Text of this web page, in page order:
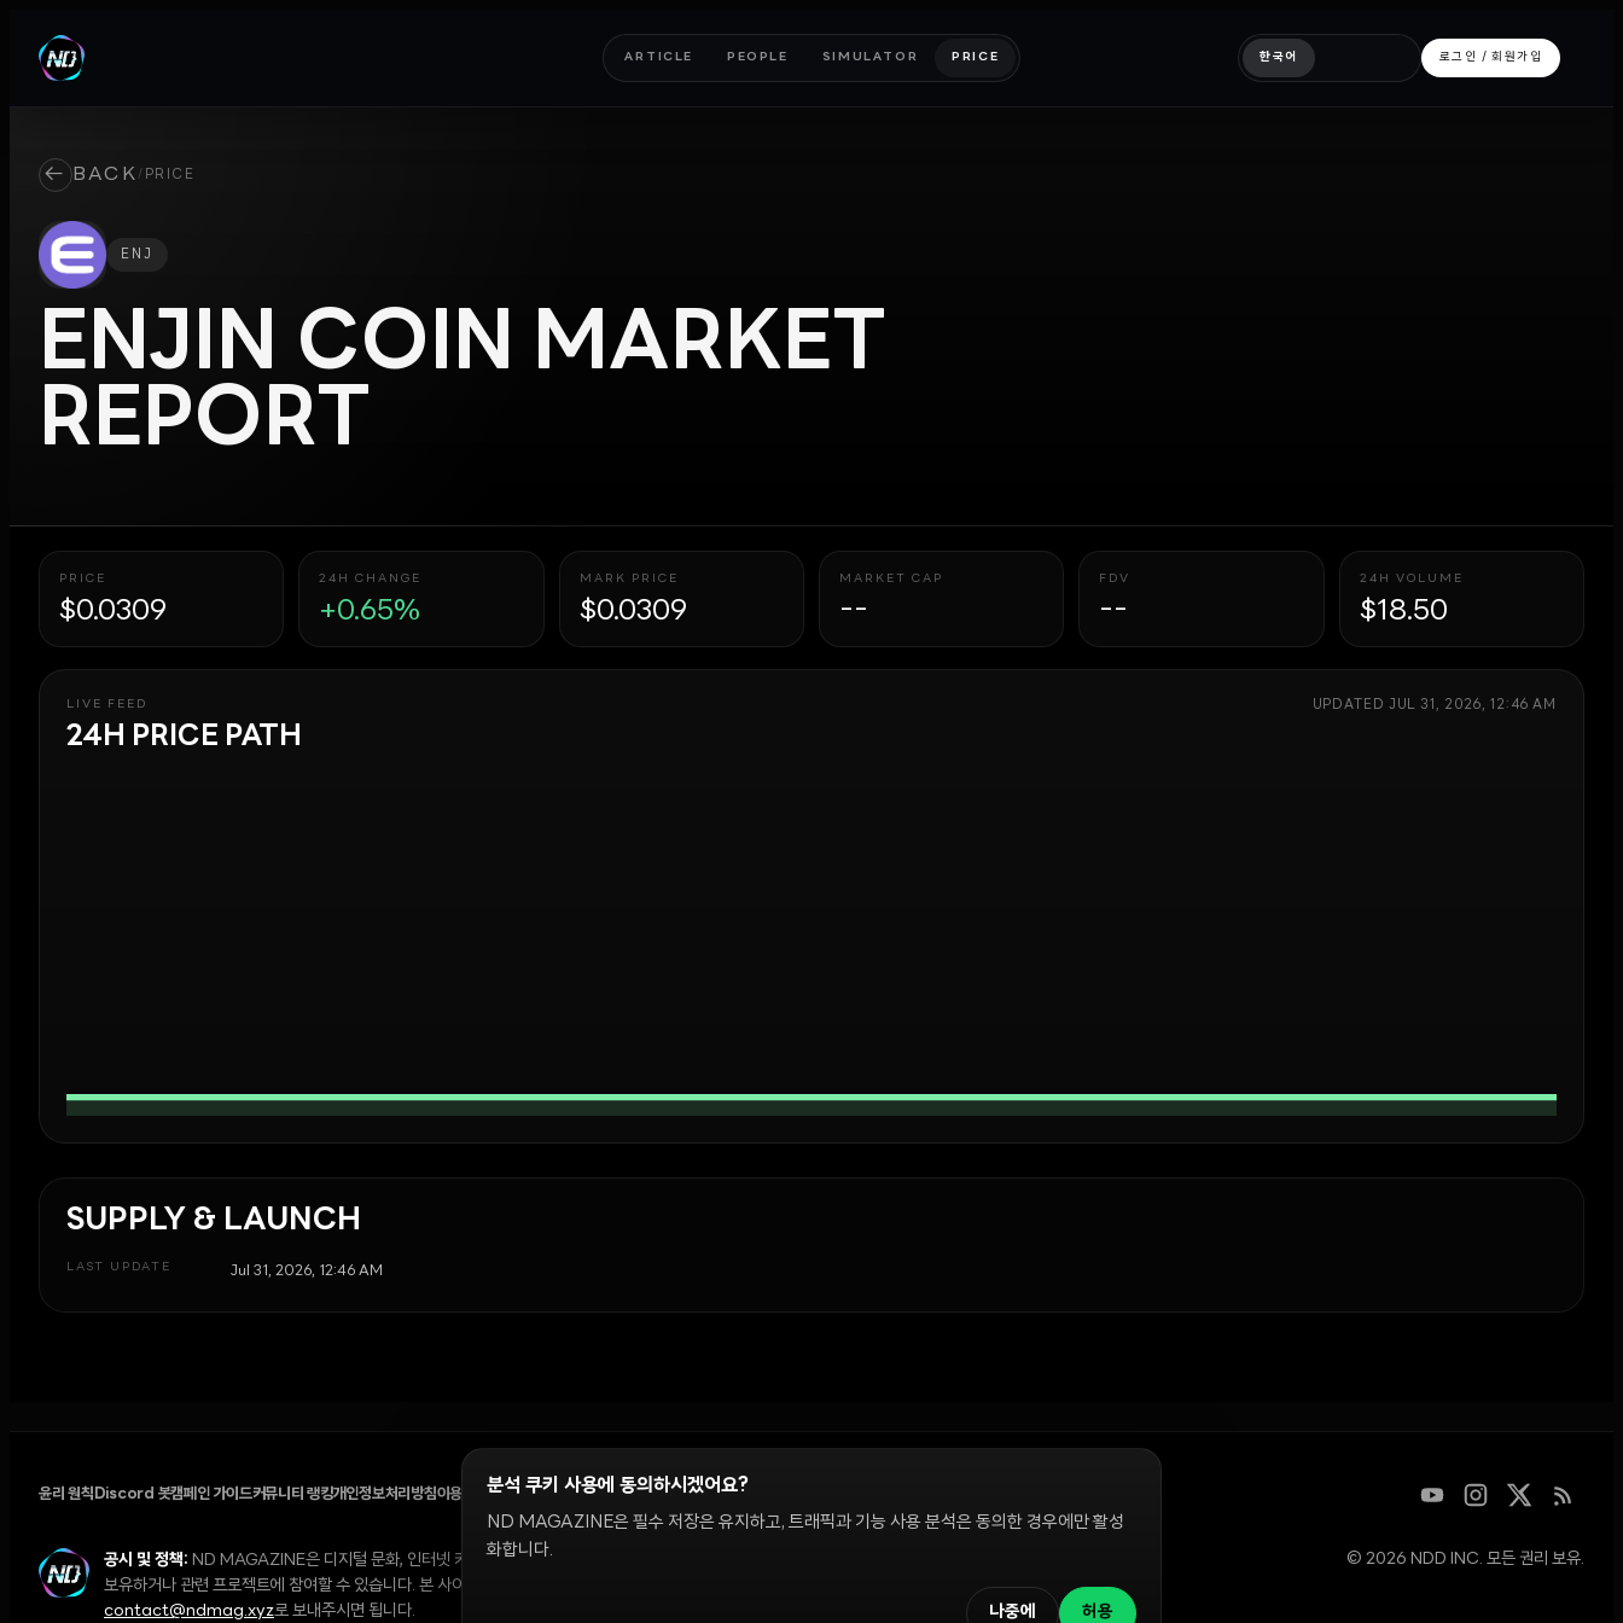
ARTICLE PEOPLE SIMULATOR PRICE 한국어 로그인 / 회원가입
← BACK / PRICE
ENJ
ENJIN COIN MARKET
REPORT
PRICE
$0.0309
24H CHANGE
+0.65%
MARK PRICE
$0.0309
MARKET CAP
--
FDV
--
24H VOLUME
$18.50
LIVE FEED
24H PRICE PATH
UPDATED JUL 31, 2026, 12:46 AM
SUPPLY & LAUNCH
LAST UPDATE Jul 31, 2026, 12:46 AM
윤리 원칙 Discord 봇캠페인 가이드커뮤니티 랭킹개인정보처리방침이용약관 쿠키 설정
공시 및 정책: ND MAGAZINE은 디지털 문화, 인터넷 커뮤니티, 온체인 시장을 다룹니다. 편집팀은 독립적으로 운영되며, 필진은 이 사이트에서 다루는 디지털 자산을
보유하거나 관련 프로젝트에 참여할 수 있습니다. 본 사이트의 의견과 해설은 정보 제공 및 논평을 위한 것이며 투자 자문이 아닙니다. 정책 문의와 편집 요청은
contact@ndmag.xyz로 보내주시면 됩니다.
© 2026 NDD INC. 모든 권리 보유.
분석 쿠키 사용에 동의하시겠어요?
ND MAGAZINE은 필수 저장은 유지하고, 트래픽과 기능 사용 분석은 동의한 경우에만 활성
화합니다.
나중에 허용